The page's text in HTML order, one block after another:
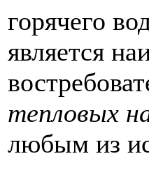
горячего
является
тепловых
любым из